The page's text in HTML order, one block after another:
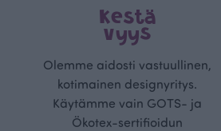
Kestä
vyys
Olemme aidosti vastuullinen,
kotimainen designyritys.
Käytämme vain GOTS- ja
Ökotex-sertifioidun